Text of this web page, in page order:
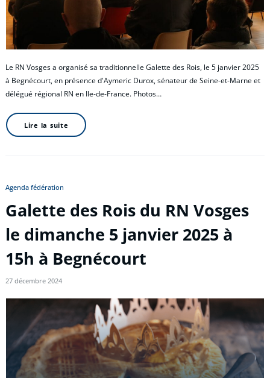
Le RN Vosges a organisé sa traditionnelle Galette des Rois, le 5 janvier 2025
à Begnécourt, en présence d'Aymeric Durox, sénateur de Seine-et-Marne et
délégué régional RN en Ile-de-France. Photos…
Lire la suite
Agenda fédération
Galette des Rois du RN Vosges
le dimanche 5 janvier 2025 à
15h à Begnécourt
27 décembre 2024